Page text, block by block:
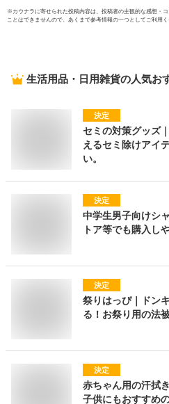
※ カウナラに寄せられた投稿内容は、投稿者の主観的な感想・
ことはできませんので、あくまで参考情報の一つとしてご利用く
生活用品・日用雑貨の人気お
決定
セミの対策グッズ
えるセミ除けアイ
い。
決定
中学生男子向けシ
トア等でも購入し
決定
祭りはっぴ｜ドン
る！お祭り用の法
決定
赤ちゃん用の汗拭
子供にもおすすめ